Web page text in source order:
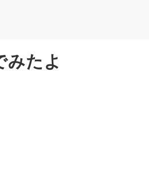
みたよ